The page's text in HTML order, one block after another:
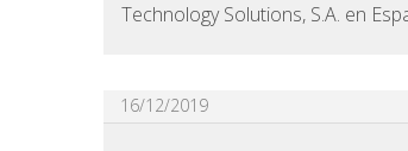
Technology Solutions, S.A. en
16/12/2019